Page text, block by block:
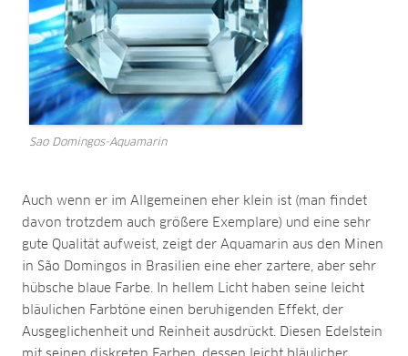
Sao Domingos-Aquamarin
Auch wenn er im Allgemeinen eher klein ist (man findet
davon trotzdem auch größere Exemplare) und eine sehr
gute Qualität aufweist, zeigt der Aquamarin aus den Minen
in São Domingos in Brasilien eine eher zartere, aber sehr
hübsche blaue Farbe. In hellem Licht haben seine leicht
bläulichen Farbtöne einen beruhigenden Effekt, der
Ausgeglichenheit und Reinheit ausdrückt. Diesen Edelstein